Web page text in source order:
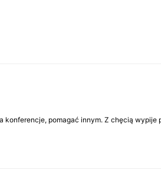
pomagać innym. Z chęcią wypije